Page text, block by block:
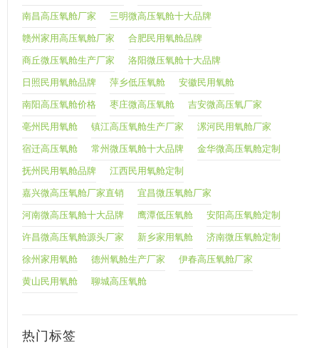
南昌高压氧舱厂家 三明微高压氧舱十大品牌
赣州家用高压氧舱厂家 合肥民用氧舱品牌
商丘微压氧舱生产厂家 洛阳微压氧舱十大品牌
日照民用氧舱品牌 萍乡低压氧舱 安徽民用氧舱
南阳高压氧舱价格 枣庄微高压氧舱 吉安微高压氧厂家
亳州民用氧舱 镇江高压氧舱生产厂家 漯河民用氧舱厂家
宿迁高压氧舱 常州微压氧舱十大品牌 金华微高压氧舱定制
抚州民用氧舱品牌 江西民用氧舱定制
嘉兴微高压氧舱厂家直销 宜昌微压氧舱厂家
河南微高压氧舱十大品牌 鹰潭低压氧舱 安阳高压氧舱定制
许昌微高压氧舱源头厂家 新乡家用氧舱 济南微压氧舱定制
徐州家用氧舱 德州氧舱生产厂家 伊春高压氧舱厂家
黄山民用氧舱 聊城高压氧舱
热门标签